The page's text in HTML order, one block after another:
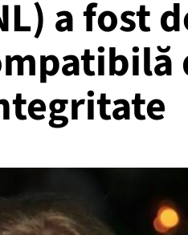
a fost